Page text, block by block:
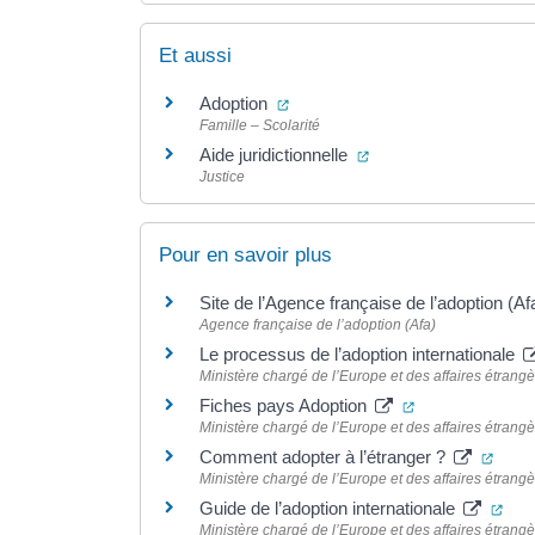
Et aussi
Adoption (ouverture dans un nouvel
Famille – Scolarité
Aide juridictionnelle (ouverture dans un
Justice
Pour en savoir plus
Site de l’Agence française de l’adoption
Agence française de l’adoption (Afa)
Le processus de l’adoption internationale
Ministère chargé de l’Europe et des affaires
Fiches pays Adoption (ouverture
Ministère chargé de l’Europe et des affaires
Comment adopter à l’étranger ?
Ministère chargé de l’Europe et des affaires
Guide de l’adoption internationale
Ministère chargé de l’Europe et des affaires